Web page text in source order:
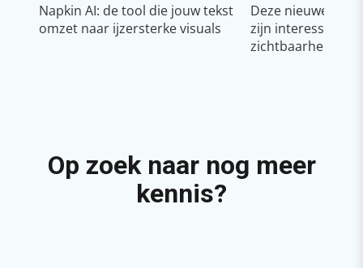
Napkin AI: de tool die jouw tekst
omzet naar ijzersterke visuals
Deze nieuwe
zijn interessant
zichtbaarheid &
Op zoek naar nog meer
kennis?